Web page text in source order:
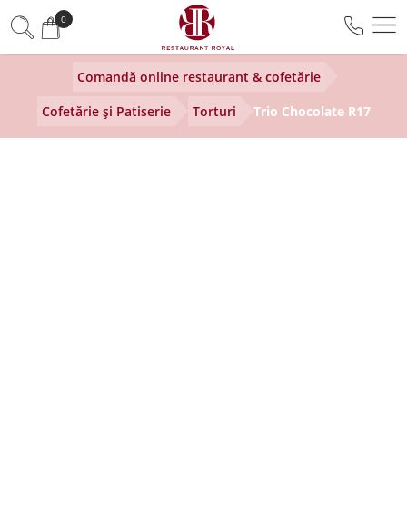
0
Comandă online restaurant & cofetărie
Cofetărie și Patiserie
Torturi Trio Chocolate R17